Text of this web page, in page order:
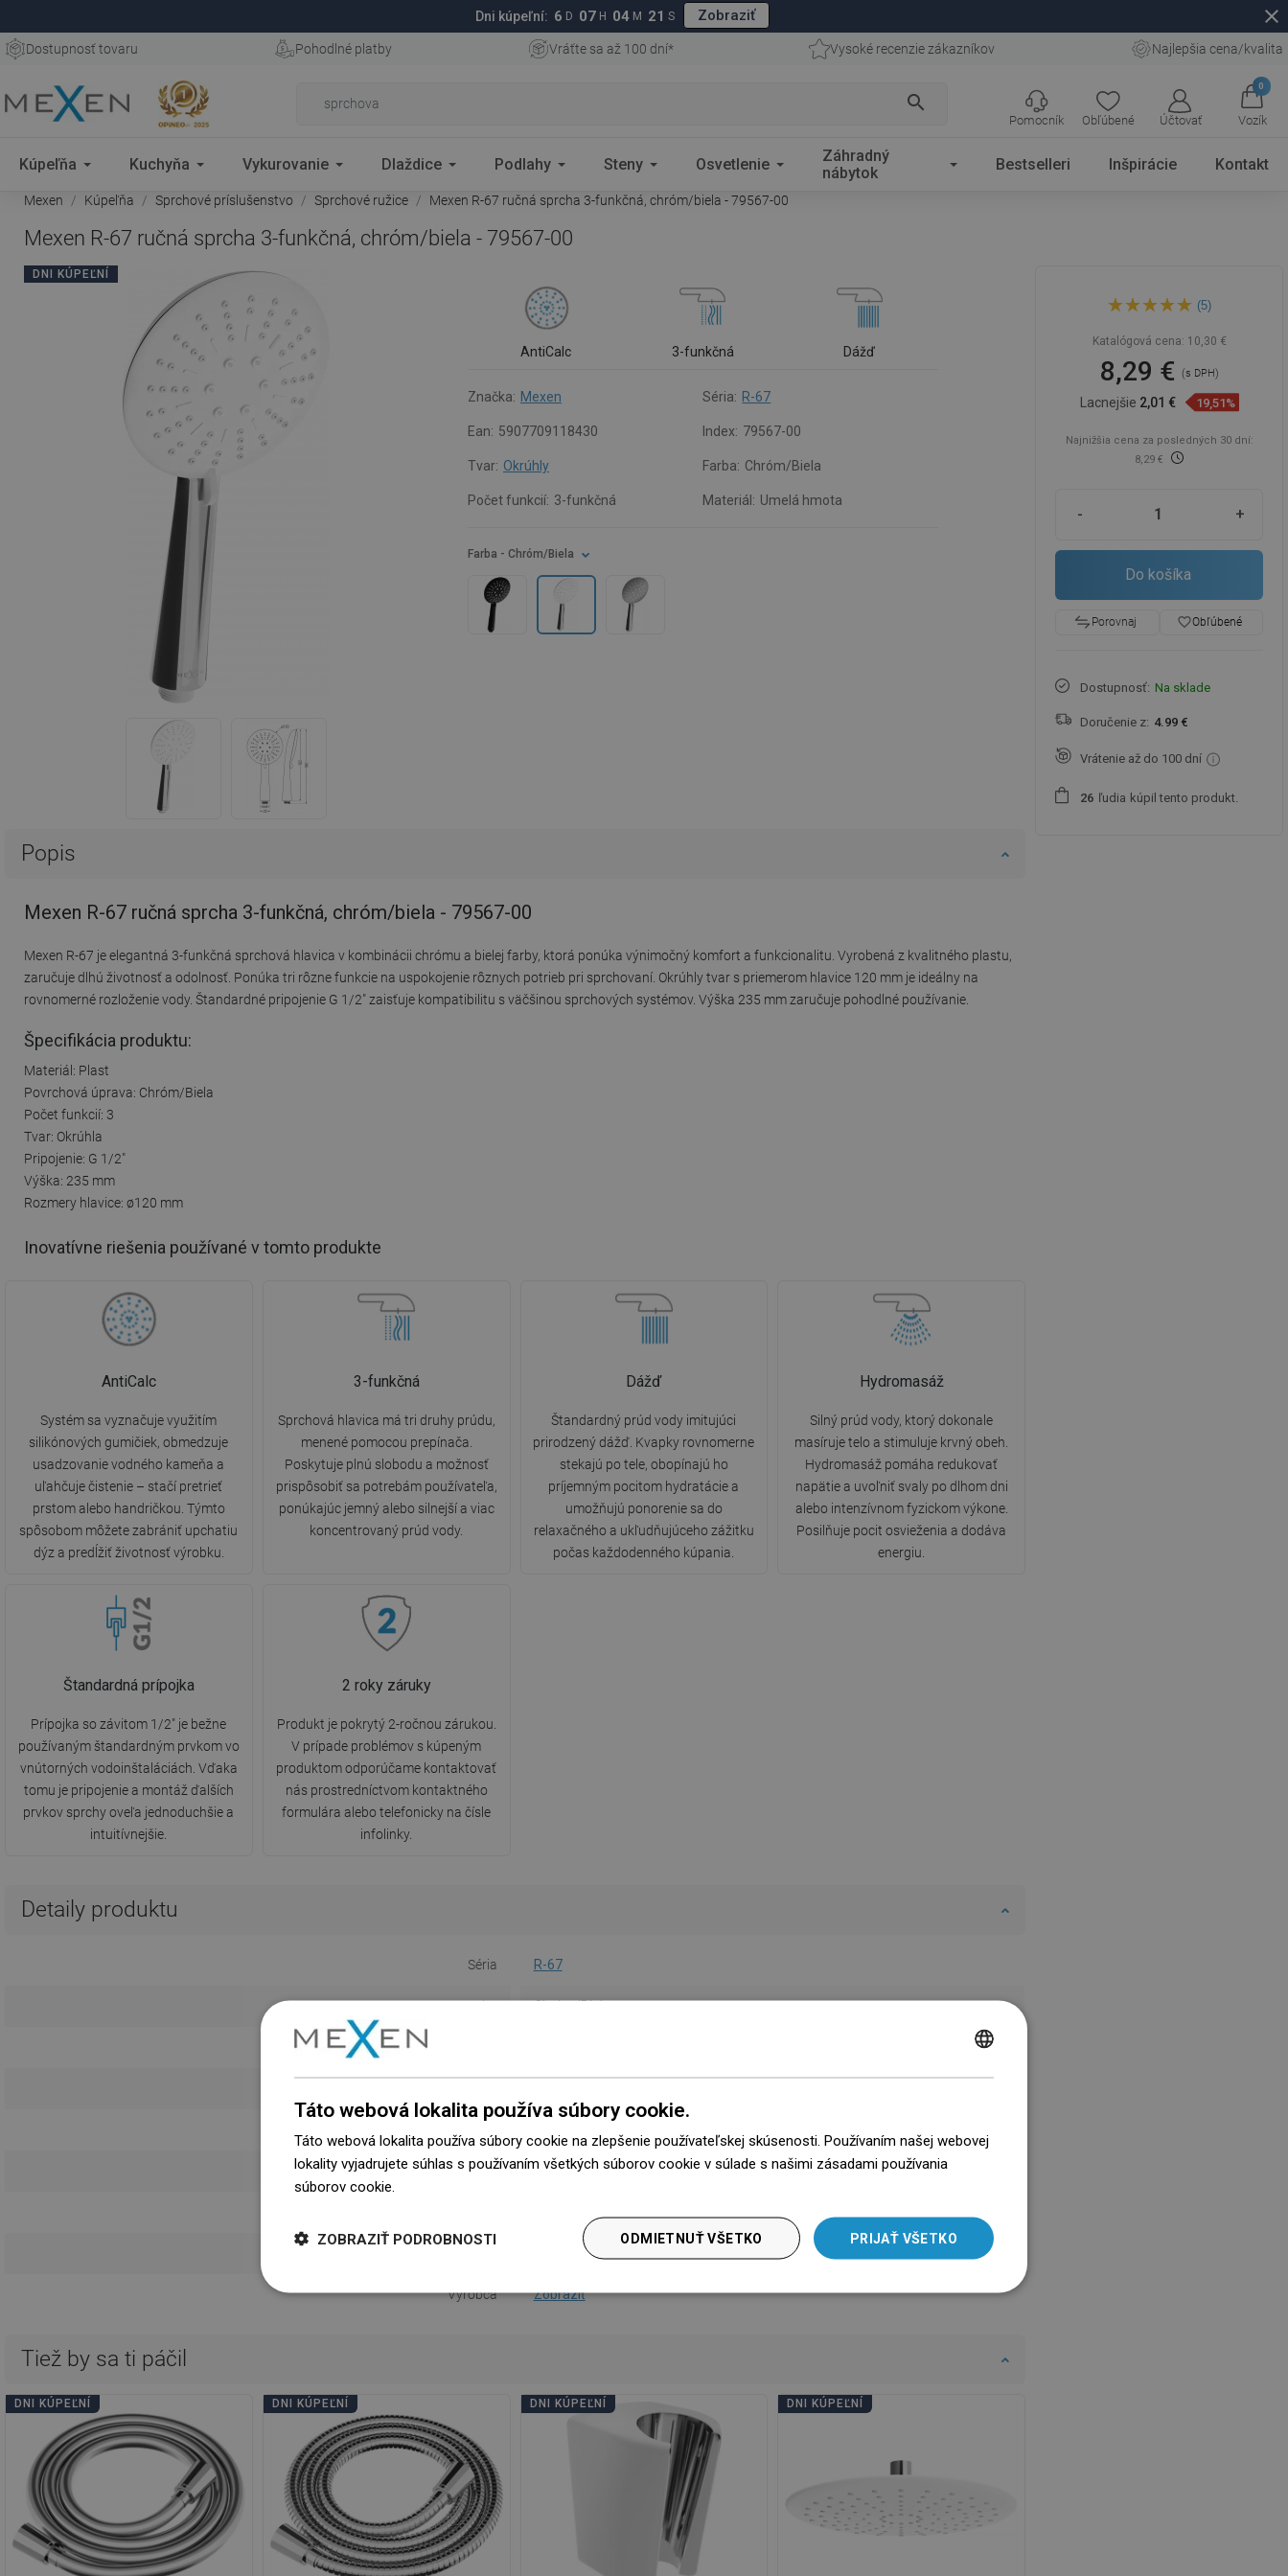
Dni kúpeľní: 6 D 07 H 04 M 20 S Zobraziť close
Dostupnosť tovaru Pohodlné platby Vráťte sa až 100 dní* Vysoké recenzie zákazníkov Najlepšia cena/kvalita
search
Obľúbené Účtovať
0
Vozík
Pomocník
Kúpeľňa Kuchyňa Vykurovanie Dlaždice Podlahy Steny Osvetlenie
Záhradný
nábytok
Bestselleri Inšpirácie Kontakt
Mexen Kúpeľňa Sprchové príslušenstvo Sprchové ružice Mexen R-67 ručná sprcha 3-funkčná, chróm/biela - 79567-00
Mexen R-67 ručná sprcha 3-funkčná, chróm/biela - 79567-00
DNI KÚPEĽNÍ
AntiCalc 3-funkčná Dážď
Značka: Mexen Séria: R-67
Ean: 5907709118430 Index: 79567-00
Tvar: Okrúhly Farba: Chróm/Biela
Počet funkcií: 3-funkčná Materiál: Umelá hmota
Farba - Chróm/Biela
Popis
Mexen R-67 ručná sprcha 3-funkčná, chróm/biela - 79567-00
Mexen R-67 je elegantná 3-funkčná sprchová hlavica v kombinácii chrómu a bielej farby, ktorá ponúka výnimočný komfort a funkcionalitu. Vyrobená z kvalitného plastu,
zaručuje dlhú životnosť a odolnosť. Ponúka tri rôzne funkcie na uspokojenie rôznych potrieb pri sprchovaní. Okrúhly tvar s priemerom hlavice 120 mm je ideálny na
rovnomerné rozloženie vody. Štandardné pripojenie G 1/2" zaisťuje kompatibilitu s väčšinou sprchových systémov. Výška 235 mm zaručuje pohodlné používanie.
Špecifikácia produktu:
Materiál: Plast
Povrchová úprava: Chróm/Biela
Počet funkcií: 3
Tvar: Okrúhla
Pripojenie: G 1/2"
Výška: 235 mm
Rozmery hlavice: ø120 mm
Inovatívne riešenia používané v tomto produkte
AntiCalc
Systém sa vyznačuje využitím
silikónových gumičiek, obmedzuje
usadzovanie vodného kameňa a
uľahčuje čistenie – stačí pretrieť
prstom alebo handričkou. Týmto
spôsobom môžete zabrániť upchatiu
dýz a predĺžiť životnosť výrobku.
3-funkčná
Sprchová hlavica má tri druhy prúdu,
menené pomocou prepínača.
Poskytuje plnú slobodu a možnosť
prispôsobiť sa potrebám používateľa,
ponúkajúc jemný alebo silnejší a viac
koncentrovaný prúd vody.
Dážď
Štandardný prúd vody imitujúci
prirodzený dážď. Kvapky rovnomerne
stekajú po tele, obopínajú ho
príjemným pocitom hydratácie a
umožňujú ponorenie sa do
relaxačného a ukľudňujúceho zážitku
počas každodenného kúpania.
Hydromasáž
Silný prúd vody, ktorý dokonale
masíruje telo a stimuluje krvný obeh.
Hydromasáž pomáha redukovať
napätie a uvoľniť svaly po dlhom dni
alebo intenzívnom fyzickom výkone.
Posilňuje pocit osvieženia a dodáva
energiu.
Štandardná prípojka
Prípojka so závitom 1/2" je bežne
používaným štandardným prvkom vo
vnútorných vodoinštaláciách. Vďaka
tomu je pripojenie a montáž ďalších
prvkov sprchy oveľa jednoduchšie a
intuitívnejšie.
2 roky záruky
Produkt je pokrytý 2-ročnou zárukou.
V prípade problémov s kúpeným
produktom odporúčame kontaktovať
nás prostredníctvom kontaktného
formulára alebo telefonicky na čísle
infolinky.
Detaily produktu
Séria R-67
Farba Chróm/Biela
Návod na použitie Stiahnutie
Stiahnutie
Výrobca Zobraziť
Tiež by sa ti páčil
DNI KÚPEĽNÍ DNI KÚPEĽNÍ DNI KÚPEĽNÍ DNI KÚPEĽNÍ
funkčná, chróm/biela -
(5)
Katalógová cena: 10,30 €
8,29 € (s DPH)
Lacnejšie 2,01 € 19,51%
Najnižšia cena za posledných 30 dní:
8,29 €
- +
Do košíka
Porovnaj favorite_borderObľúbené
Dostupnosť: Na sklade
Doručenie z: 4.99 €
Vrátenie až do 100 dní
26 ľudia kúpil tento produkt.
LITHUANIAN
ROMANIAN
DUTCH
Táto webová lokalita používa súbory cookie.
Táto webová lokalita používa súbory cookie na zlepšenie používateľskej skúsenosti. Používaním našej webovej
lokality vyjadrujete súhlas s používaním všetkých súborov cookie v súlade s našimi zásadami používania
súborov cookie.
PRIJAŤ VŠETKO
ODMIETNUŤ VŠETKO
ZOBRAZIŤ PODROBNOSTI